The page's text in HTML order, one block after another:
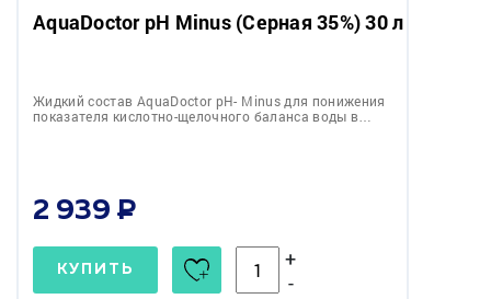
AquaDoctor pH Minus (Серная 35%) 30 л
Жидкий состав AquaDoctor pH- Minus для понижения
показателя кислотно-щелочного баланса воды в…
2 939
КУПИТЬ
+
-